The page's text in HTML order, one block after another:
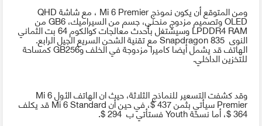
ومن المتوقع أن يكون نموذجMi 6 Premier ، مع شاشةQHD OLEDوتصميم مزدوج منحني، جسم من السيراميك، 6 GBمن LPDDR4 RAM وسيشتغل بأحدث معالجات كوالكوم 64 بت الثماني النوىSnapdragon 835مع تقنية الشحن السريع الجيل الرابع.
الهاتف قد يشمل أيضا كاميرا مزدوجة في الخلف و256 GBكمساحة
للتخزين الداخلي.
وقد كشفت التسعير للنماذج الثلاثة، حيث ان الهاتف الأولMi 6 Premierسيأتي بثمن 437 $، في حين أن Mi 6 Standardقد يكلف 364 $، أما نسخة Youthفستأتي ب 294 $.